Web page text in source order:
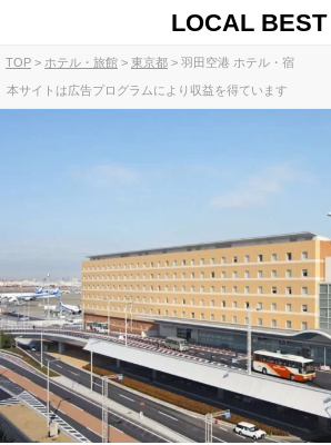
LOCAL BEST
TOP ホテル・旅館 東京都 羽田空港 ホテル・宿
本サイトは広告プログラムにより収益を得ています